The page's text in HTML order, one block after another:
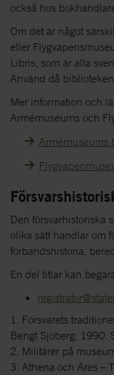
också hos
Om det är något
eller
Libris, som är alla
Använd då
Mer information och
Armémuseums och
Armémuseums
Den försvarhistoriska
olika sätt handlar om
förbandshistoria,
En del titlar kan
1. Försvarets
Bengt Sjöberg, 1990.
2. Militärer på
3. Athena och Ares –